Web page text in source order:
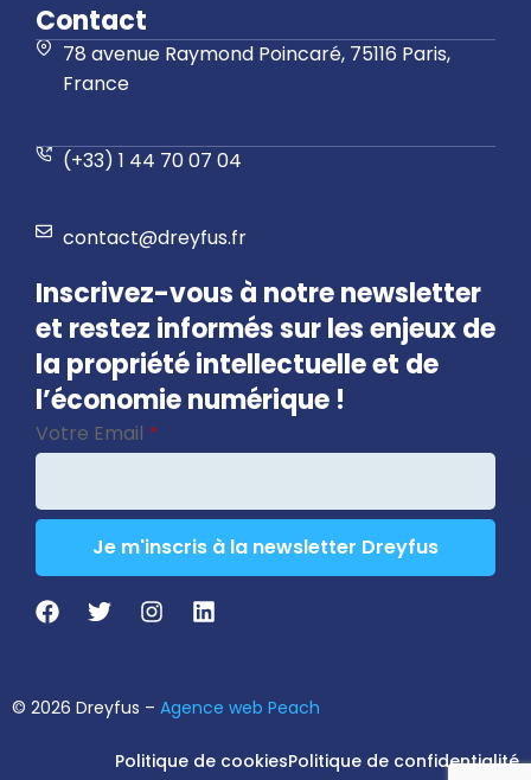
Contact
78 avenue Raymond Poincaré, 75116 Paris,
France
(+33) 1 44 70 07 04
contact@dreyfus.fr
Inscrivez-vous à notre newsletter
et restez informés sur les enjeux de
la propriété intellectuelle et de
l’économie numérique !
Votre Email *
Je m'inscris à la newsletter Dreyfus
Email *
© 2026 Dreyfus – Agence web Peach
Politique de cookiesPolitique de confidentialité